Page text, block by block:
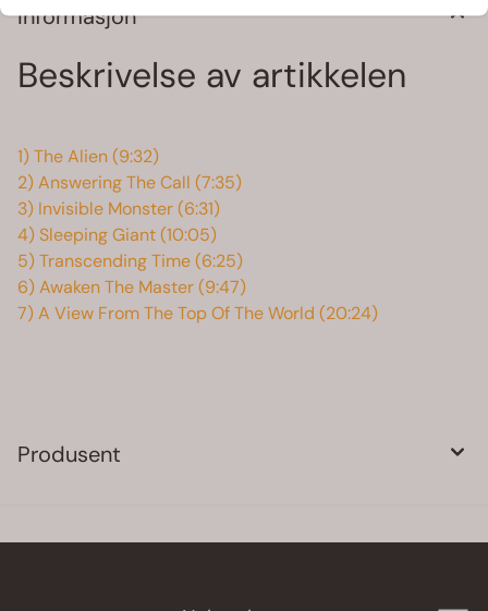
Informasjon
Beskrivelse av artikkelen
1) The Alien (9:32)
2) Answering The Call (7:35)
3) Invisible Monster (6:31)
4) Sleeping Giant (10:05)
5) Transcending Time (6:25)
6) Awaken The Master (9:47)
7) A View From The Top Of The World (20:24)
Produsent